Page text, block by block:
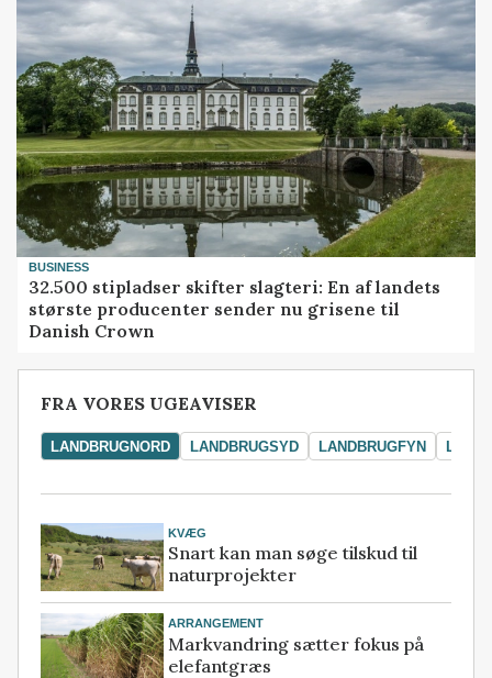
BUSINESS
32.500 stipladser skifter slagteri: En af landets
største producenter sender nu grisene til
Danish Crown
FRA VORES UGEAVISER
LANDBRUGNORD LANDBRUGSYD LANDBRUGFYN
KVÆG
Snart kan man søge tilskud til
naturprojekter
ARRANGEMENT
Markvandring sætter fokus på
elefantgræs